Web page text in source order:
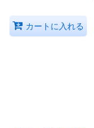
カートに入れる